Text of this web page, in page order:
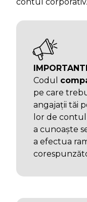
Codul
pe care
angajații tăi
lor de
a cunoaște
a efectua